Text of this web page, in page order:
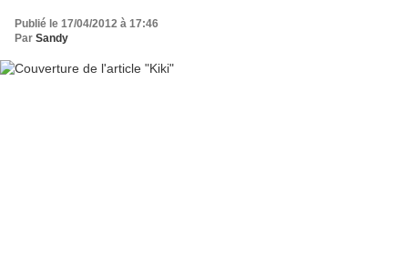
Publié le 17/04/2012 à 17:46
Par Sandy